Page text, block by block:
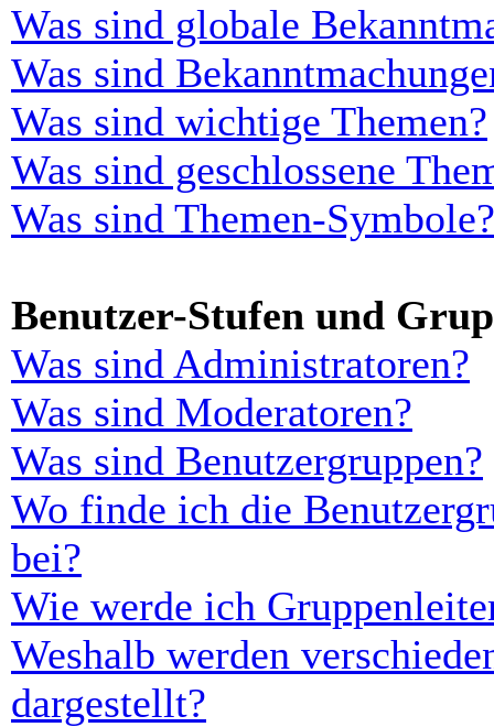
Was sind globale
Was sind
Was sind wichtige Themen?
Was sind geschlossene
Was sind Themen-Symbole?
Benutzer-Stufen und
Was sind Administratoren?
Was sind Moderatoren?
Was sind Benutzergruppen?
Wo finde ich die
bei?
Wie werde ich
Weshalb werden
dargestellt?